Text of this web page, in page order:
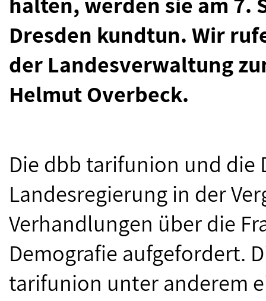
Dresden kundtun. Wir
der Landesverwaltung
Helmut Overbeck.
Die dbb tarifunion und die
Landesregierung in der
Verhandlungen über die
Demografie aufgefordert.
tarifunion unter anderem